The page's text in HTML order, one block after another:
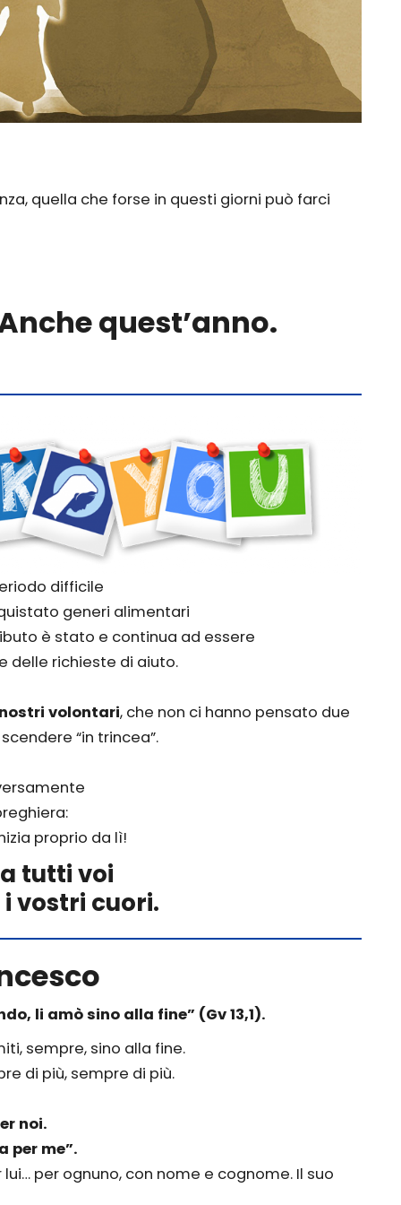
quella che forse in questi giorni può farci
quest’anno.
difficile
generi alimentari
è stato e continua ad essere
delle richieste di aiuto.
volontari, che non ci hanno pensato due
“in trincea”.
proprio da lì!
tutti voi
vostri cuori.
li amò sino alla fine” (Gv 13,1).
sempre, sino alla fine.
di più, sempre di più.
noi.
per me”.
per ognuno, con nome e cognome. Il suo